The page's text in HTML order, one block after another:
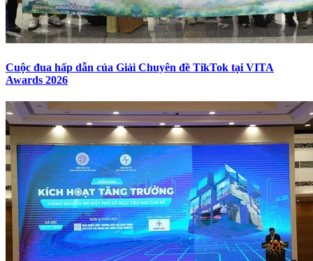
Cuộc đua hấp dẫn của Giải Chuyên đề TikTok tại VITA
Awards 2026